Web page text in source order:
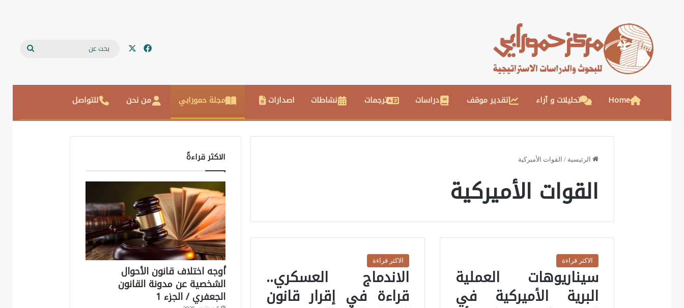
فيسبوك
Home تحليلات و آراء تقدير موقف دراسات ترجمات نشاطات اصدارات مجلة حمورابي من نحن للتواصل
الرئيسية / القوات الأميركية
القوات الأميركية
الاكثر قراءة
سيناريوهات العملية
البرية الأميركية في
الاكثر قراءة
الاندماج العسكري..
قراءة في إقرار قانون
الاكثر قراءةً
أوجه اختلاف قانون الأحوال
الشخصية عن مدونة القانون
الجعفري / الجزء 1